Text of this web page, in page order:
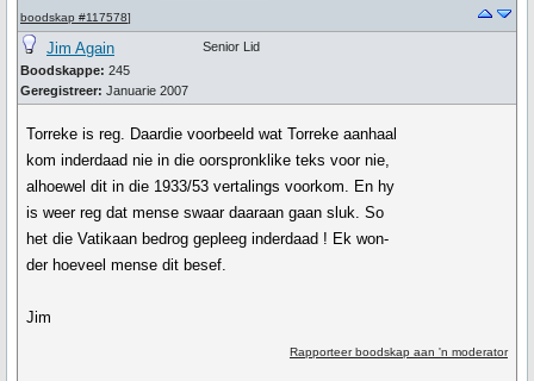
boodskap #117578]
Jim Again
Boodskappe: 245
Geregistreer: Januarie 2007
Senior Lid
Torreke is reg. Daardie voorbeeld wat Torreke aanhaal
kom inderdaad nie in die oorspronklike teks voor nie,
alhoewel dit in die 1933/53 vertalings voorkom. En hy
is weer reg dat mense swaar daaraan gaan sluk. So
het die Vatikaan bedrog gepleeg inderdaad ! Ek won-
der hoeveel mense dit besef.
Jim
Rapporteer boodskap aan 'n moderator